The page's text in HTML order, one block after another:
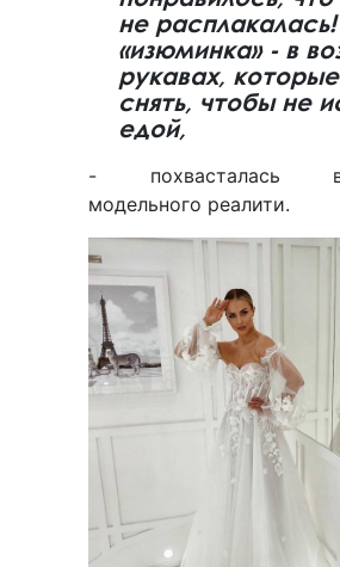
не расплакалась!
«изюминка» - в
рукавах,
снять, чтобы не
едой,
- похвасталась
модельного реалити.